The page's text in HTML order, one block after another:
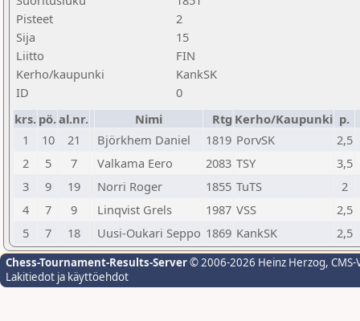
Pisteet
2
Sija
15
Liitto
FIN
Kerho/kaupunki
KankSK
ID
0
krs. pö.al.nr. Nimi Rtg Kerho/Kaupunki p.
1
10 21 Björkhem Daniel 1819 PorvSK
2,5
2
5 7 Valkama Eero 2083 TSY
3,5
3
9 19 Norri Roger 1855 TuTS
2
4
7 9 Linqvist Grels 1987 VSS
2,5
5
7 18 Uusi-Oukari Seppo 1869 KankSK 2,5
Chess-Tournament-Results-Server© 2006-2026 Heinz Herzog,
Lakitiedot ja käyttöehdot